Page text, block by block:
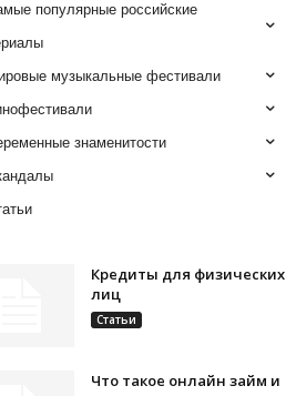
популярные российские
музыкальные фестивали
знаменитости
Кредиты для физических
лиц
Статьи
Что такое онлайн займ и